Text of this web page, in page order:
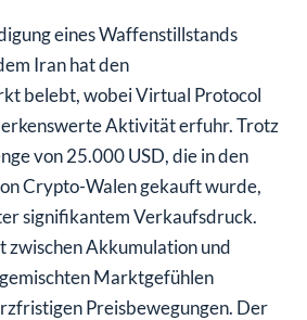
eines Waffenstillstands
Iran hat den
belebt, wobei Virtual Protocol
Aktivität erfuhr. Trotz
von 25.000 USD, die in den
Crypto-Walen gekauft wurde,
signifikantem Verkaufsdruck.
zwischen Akkumulation und
Marktgefühlen
Preisbewegungen. Der